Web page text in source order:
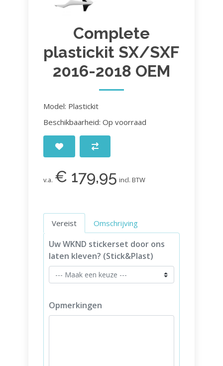
Complete
plastickit SX/SXF
2016-2018 OEM
Model: Plastickit
Beschikbaarheid: Op voorraad
v.a. € 179,95 incl. BTW
Vereist Omschrijving
Uw WKND stickerset door ons
laten kleven? (Stick&Plast)
Opmerkingen